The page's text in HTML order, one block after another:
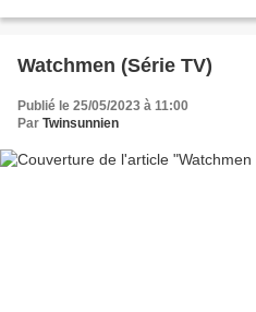
Watchmen (Série TV)
Publié le 25/05/2023 à 11:00
Par Twinsunnien